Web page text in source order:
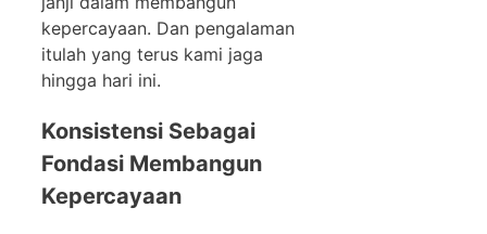
kepercayaan. Dan pengalaman
itulah yang terus kami jaga
hingga hari ini.
Konsistensi Sebagai
Fondasi Membangun
Kepercayaan